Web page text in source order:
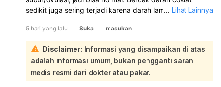
sedikit juga sering terjadi karena darah lama yang keluar
Kalau haid Anda selesai tanggal 25, lalu sekarang keluar
keputihan putih telur dengan sedikit bercak coklat, itu
bisa saja masih dalam perubahan hormon setelah haid
atau mendekati masa subur. Selama tidak berbau tidak
sedap, tidak gatal, tidak nyeri perut bawah, dan tidak
keluar banyak darah, biasanya tidak berbahaya. Namun,
... Lihat Lainnya
5 hari yang lalu Suka masukan
Disclaimer: Informasi yang disampaikan di atas
adalah informasi umum, bukan pengganti saran
medis resmi dari dokter atau pakar.